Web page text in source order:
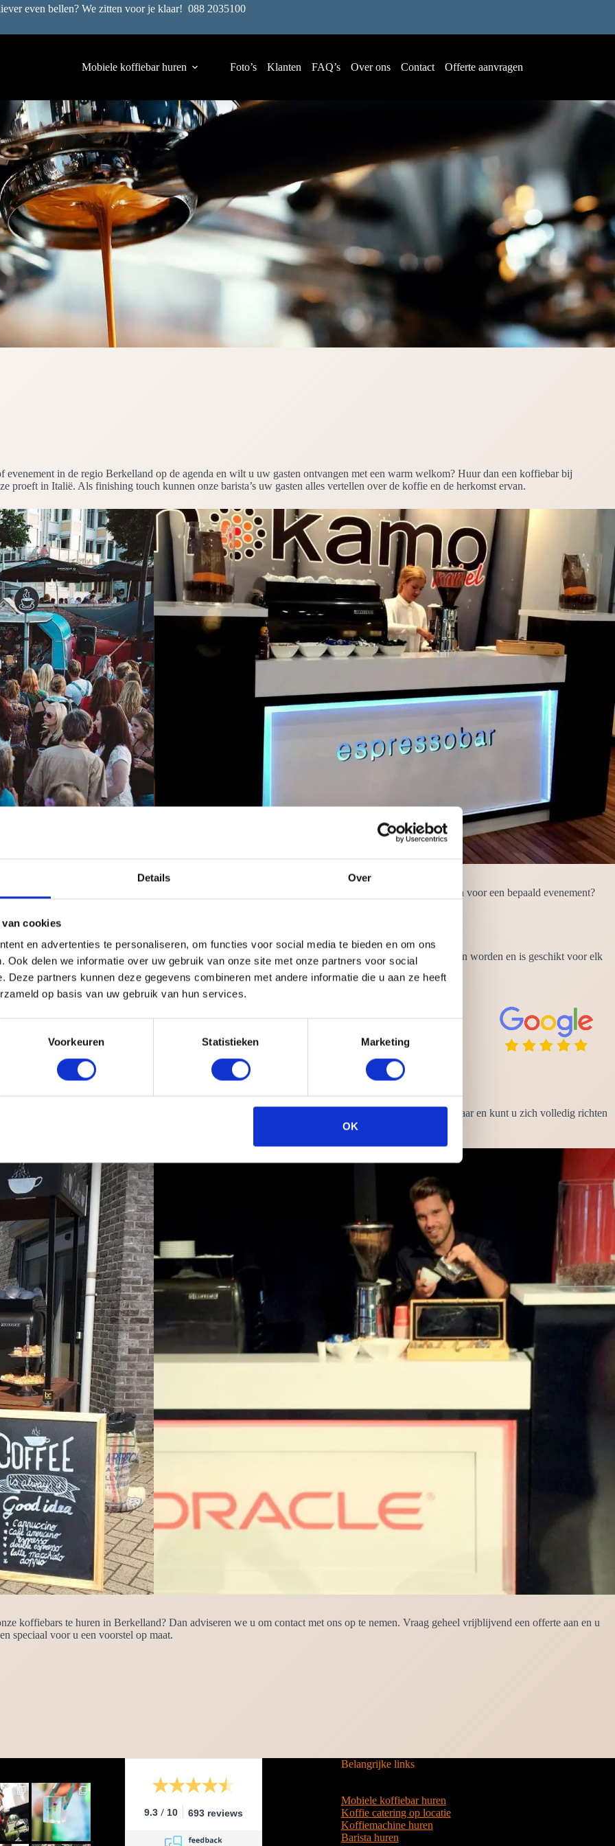
Details Over
cookies
en advertenties te personaliseren, om functies voor social media te bieden en om ons
Ook delen we informatie over uw gebruik van onze site met onze partners voor social
Deze partners kunnen deze gegevens combineren met andere informatie die u aan ze heeft
op basis van uw gebruik van hun services.
Voorkeuren Statistieken Marketing
OK
even bellen? We zitten voor je klaar! 088 2035100
Mobiele koffiebar huren Foto’s Klanten FAQ’s Over ons Contact Offerte aanvragen
evenement in de regio Berkelland op de agenda en wilt u uw gasten ontvangen met een warm welkom? Huur dan een koffiebar bij
in Italië. Als finishing touch kunnen onze barista’s uw gasten alles vertellen over de koffie en de herkomst ervan.
barista die meegaat. Dit is de Italiaanse term voor barman of barvrouw. Wilt u alleen een barista huren voor een bepaald evenement?
koffie. Iedere medewerker heeft een professionele opleiding gevolgd en is bijzonder gastvrij.
koffie mag eigenlijk ook niet ontbreken. Dit geliefde drankje kan op ieder moment van de dag gedronken worden en is geschikt voor elk
stroompuntje.
koffiefiets en de koffie tuk tuk
en overige benodigdheden. Wij regelen alles voor u van begin tot eind. Zo heeft u nergens omkijken naar en kunt u zich volledig richten
Het is zelfs mogelijk om uw naam of logo af te beelden op de voorzijde van de koffiebar.
koffiebars te huren in Berkelland? Dan adviseren we u om contact met ons op te nemen. Vraag geheel vrijblijvend een offerte aan en u
speciaal voor u een voorstel op maat.
9.3 / 10 693 reviews
Belangrijke links
Mobiele koffiebar huren
Koffie catering op locatie
Koffiemachine huren
Barista huren